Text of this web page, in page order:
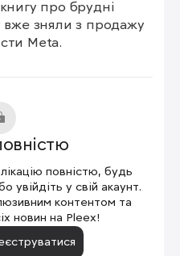
про брудні
вже зняли з продажу
Meta.
повністю, будь
увійдіть у свій акаунт.
контентом та
новин на Pleex!